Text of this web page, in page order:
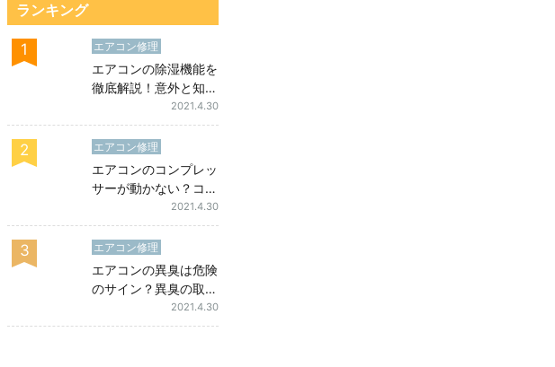
ランキング
1 エアコン修理
エアコンの除湿機能を
徹底解説！意外と知ら
れていない2種類の機
能とは
2021.4.30
2 エアコン修理
エアコンのコンプレッ
サーが動かない？コン
プレッサーの役割と
は？
2021.4.30
3 エアコン修理
エアコンの異臭は危険
のサイン？異臭の取り
除き方と防ぎ方につい
て
2021.4.30